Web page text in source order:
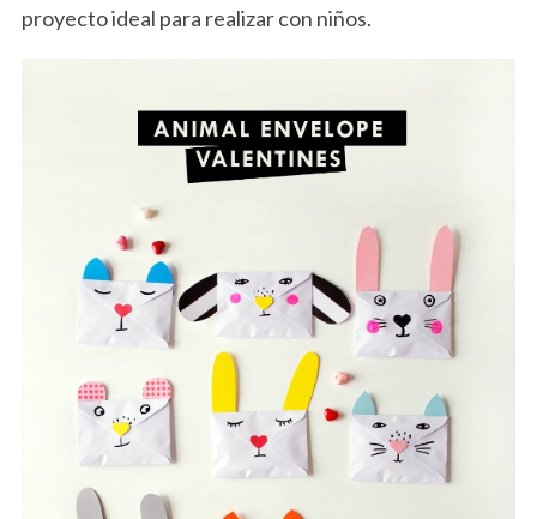
proyecto ideal para realizar con niños.